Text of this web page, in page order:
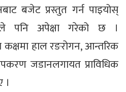
बजेट प्रस्तुत गर्न पाइयोस्
पनि अपेक्षा गरेको छ ।
कक्षमा हाल रङरोगन, आन्तरिक
जडानलगायत प्राविधिक